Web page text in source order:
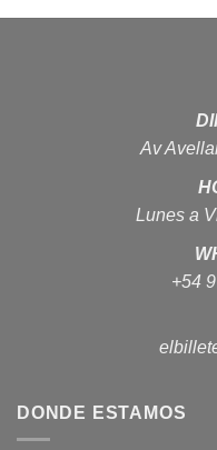
Av
Lunes a
+54
DONDE ESTAMOS